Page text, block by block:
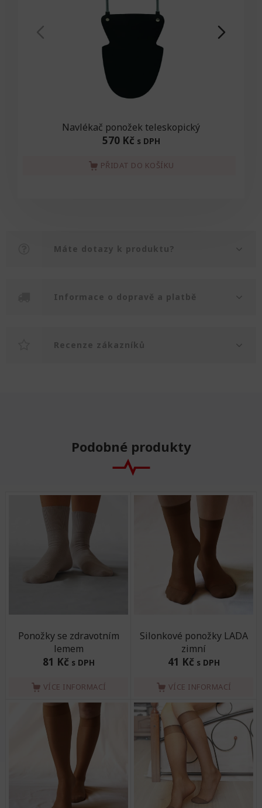
Navlékač ponožek teleskopický
570 Kč s DPH
PŘIDAT DO KOŠÍKU
Máte dotazy k produktu?
Informace o dopravě a platbě
Recenze zákazníků
Podobné produkty
Ponožky se zdravotním
lemem
81 Kč s DPH
VÍCE INFORMACÍ
Silonkové ponožky LADA
zimní
41 Kč s DPH
VÍCE INFORMACÍ